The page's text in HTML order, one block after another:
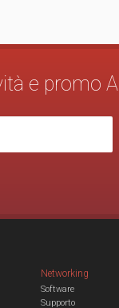
e promo
Networking
Software
Supporto